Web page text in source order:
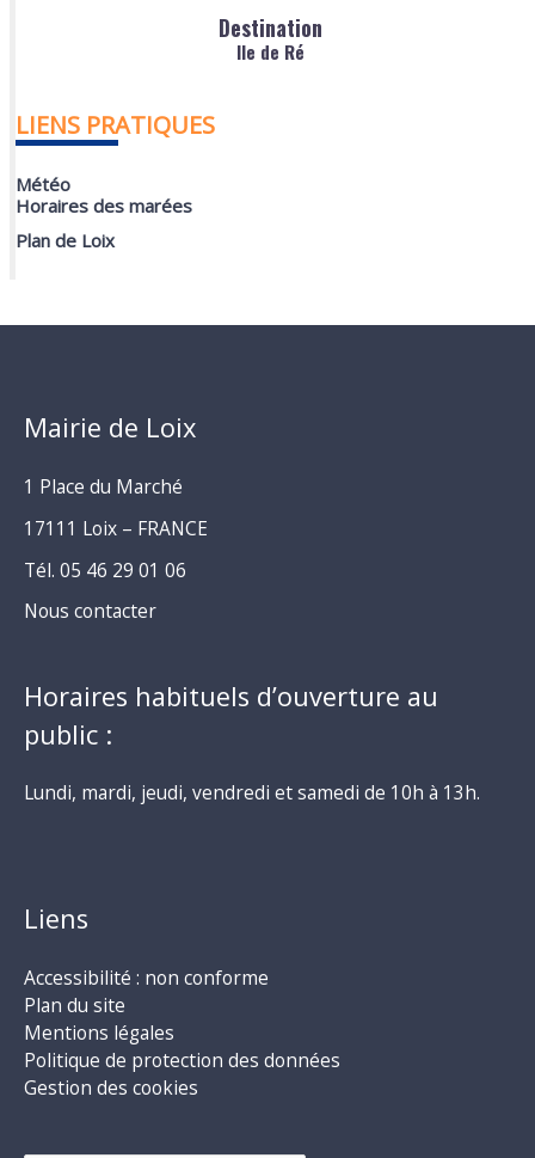
Destination
Ile de Ré
LIENS PRATIQUES
Météo
Horaires des marées
Plan de Loix
Mairie de Loix
1 Place du Marché
17111 Loix – FRANCE
Tél. 05 46 29 01 06
Nous contacter
Horaires habituels d’ouverture au
public :
Lundi, mardi, jeudi, vendredi et samedi de 10h à 13h.
Liens
Accessibilité : non conforme
Plan du site
Mentions légales
Politique de protection des données
Gestion des cookies